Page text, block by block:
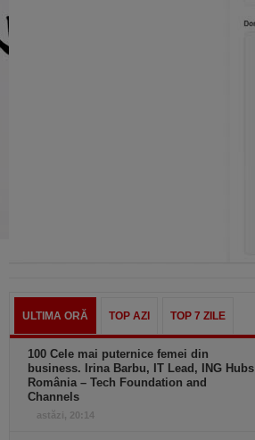
ULTIMA ORĂ TOP AZI TOP 7 ZILE
100 Cele mai puternice femei din
business. Irina Barbu, IT Lead, ING Hubs
România – Tech Foundation and
Channels
astăzi, 20:14